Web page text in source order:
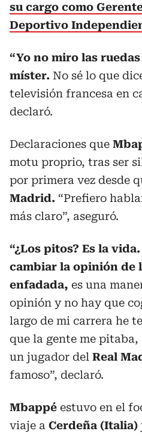
su cargo como
Deportivo
“Yo no miro las
míster. No sé lo que
televisión francesa en
declaró.
Declaraciones que
motu proprio, tras ser
por primera vez desde
Madrid. “Prefiero
más claro”, aseguró.
“¿Los pitos? Es la
cambiar la opinión de
enfadada, es una
opinión y no hay que
largo de mi carrera he
que la gente me
un jugador del Real
famoso”, declaró.
Mbappé estuvo en el
viaje a Cerdeña (Italia)